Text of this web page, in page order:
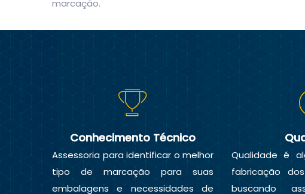
marcação.
Conhecimento Técnico
Assessoria para identificar o melhor
tipo de marcação para suas
embalagens e necessidades de
Qualidade é
fabricação
buscando